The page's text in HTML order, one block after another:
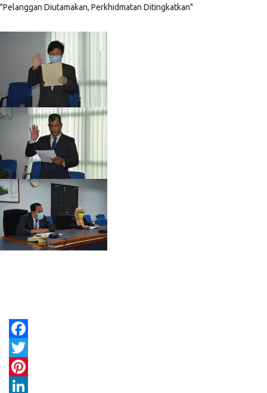
"Pelanggan Diutamakan, Perkhidmatan Ditingkatkan"
Facebook
Twitter
Pinterest